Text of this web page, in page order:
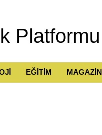
Platformu
EĞİTİM MAGAZİN